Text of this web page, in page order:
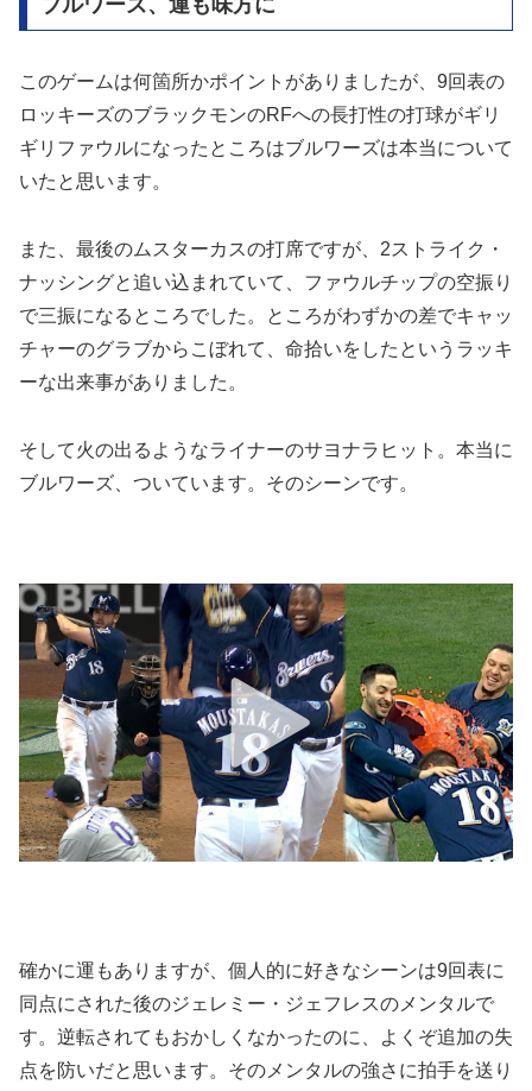
このゲームは何箇所かポイントがありましたが、9回表の
ロッキーズのブラックモンのRFへの長打性の打球がギリ
ギリファウルになったところはブルワーズは本当について
いたと思います。
また、最後のムスターカスの打席ですが、2ストライク・
ナッシングと追い込まれていて、ファウルチップの空振り
で三振になるところでした。ところがわずかの差でキャッ
チャーのグラブからこぼれて、命拾いをしたというラッキ
ーな出来事がありました。
そして火の出るようなライナーのサヨナラヒット。本当に
ブルワーズ、ついています。そのシーンです。
確かに運もありますが、個人的に好きなシーンは9回表に
同点にされた後のジェレミー・ジェフレスのメンタルで
す。逆転されてもおかしくなかったのに、よくぞ追加の失
点を防いだと思います。そのメンタルの強さに拍手を送り